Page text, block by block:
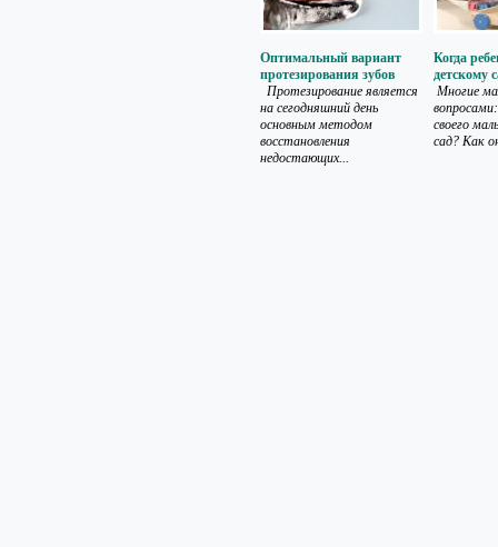
Оптимальный вариант
протезирования зубов
Протезирование является
на сегодняшний день
основным методом
восстановления
недостающих...
Когда
детскому
Многие
своего
сад? Как